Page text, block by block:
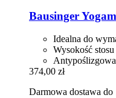
Bausinger
Idealna do
Wysokość
Antypoślizgowa
374,00 zł
Darmowa dostawa do